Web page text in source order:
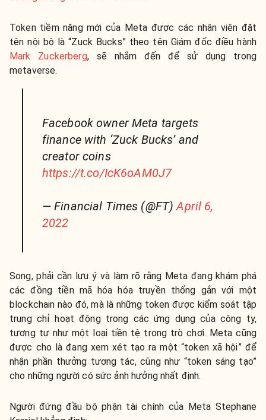
Token tiềm năng mới của Meta được các nhân viên đặt
tên nội bộ là “Zuck Bucks” theo tên Giám đốc điều hành
Mark Zuckerberg, sẽ nhắm đến để sử dụng trong
metaverse.
Facebook owner Meta targets
finance with ‘Zuck Bucks’ and
creator coins
https://t.co/IcK6oAM0J7
— Financial Times (@FT)April 6,
2022
Song, phải cần lưu ý và làm rõ rằng Meta đang khám phá
các đồng tiền mã hóa hóa truyền thống gắn với một
blockchain nào đó, mà là những token được kiểm soát tập
trung chỉ hoạt động trong các ứng dụng của công ty,
tương tự như một loại tiền tệ trong trò chơi. Meta cũng
được cho là đang xem xét tạo ra một “token xã hội” để
nhận phần thưởng tương tác, cũng như “token sáng tạo”
cho những người có sức ảnh hưởng nhất định.
Người đứng đầu bộ phận tài chính của Meta Stephane